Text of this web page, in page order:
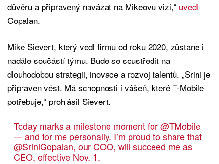
důvěru a připravený navázat na Mikeovu vizi,“ uvedl
Gopalan.
Mike Sievert, který vedl firmu od roku 2020, zůstane i
nadále součástí týmu. Bude se soustředit na
dlouhodobou strategii, inovace a rozvoj talentů. „Srini je
připraven vést. Má schopnosti i vášeň, které T-Mobile
potřebuje,“ prohlásil Sievert.
Today marks a milestone moment for@TMobile
— and for me personally. I’m proud to share that
@SriniGopalan, our COO, will succeed me as
CEO, effective Nov. 1.